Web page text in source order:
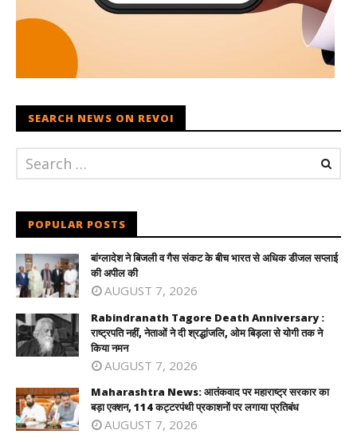
SEARCH NEWS ON REVOI
POPULAR POSTS
बांग्लादेश ने बिजली व गैस संकट के बीच भारत से अधिक डीजल सप्लाई
की अपील की
AUGUST 7, 2026
Rabindranath Tagore Death Anniversary :
राष्ट्रपति नहीं, नेताओं ने दी श्रद्धांजलि, ओम बिड़ला से योगी तक ने
किया नमन
AUGUST 7, 2026
Maharashtra News: आतंकवाद पर महाराष्ट्र सरकार का
बड़ा एक्शन, 114 कट्टरपंथी प्रकाशनों पर लगाया प्रतिबंध
AUGUST 7, 2026